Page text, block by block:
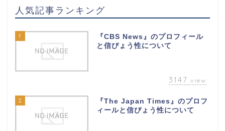
人気記事ランキング
1
『CBS News』のプロフィール
と信ぴょう性について
3147 view
2
『The Japan Times』のプロフ
ィールと信ぴょう性について